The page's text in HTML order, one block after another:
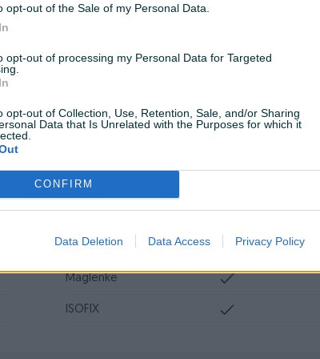
opt-out of the Sale of my Personal Data.
opt-out of processing my Personal Data for Targeted
opt-out of Collection, Use, Retention, Sale, and/or Sharing
Data that Is Unrelated with the Purposes for which it
CONFIRM
Data Deletion Data Access Privacy Policy
ABS
Svjetla
El. podizači stakala
Maglenke
ISOFIX